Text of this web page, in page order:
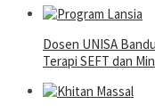
Dosen UNISA
Terapi SEFT dan